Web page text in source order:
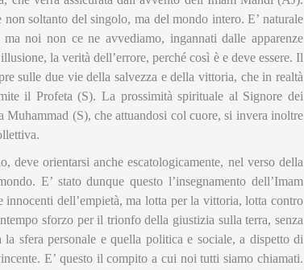
soltanto del singolo, ma del mondo intero. E’ naturale
noi non ce ne avvediamo, ingannati dalle apparenze
la verità dell’errore, perché così è e deve essere. Il
sulle due vie della salvezza e della vittoria, che in realtà
il Profeta (S). La prossimità spirituale al Signore dei
(S), che attuandosi col cuore, si invera inoltre
deve orientarsi anche escatologicamente, nel verso della
E’ stato dunque questo l’insegnamento dell’Imam
dell’empietà, ma lotta per la vittoria, lotta contro
sforzo per il trionfo della giustizia sulla terra, senza
sfera personale e quella politica e sociale, a dispetto di
E’ questo il compito a cui noi tutti siamo chiamati.